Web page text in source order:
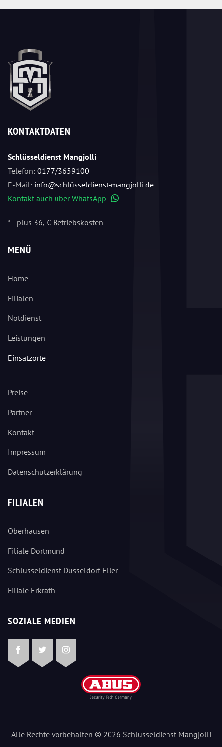
KONTAKTDATEN
Schlüsseldienst Mangjolli
Telefon: 0177/3659100
E-Mail: info@schlüsseldienst-mangjolli.de
Kontakt auch über WhatsApp
*= plus 36,-€ Betriebskosten
MENÜ
Home
Filialen
Notdienst
Leistungen
Einsatzorte
Preise
Partner
Kontakt
Impressum
Datenschutzerklärung
FILIALEN
Oberhausen
Filiale Dortmund
Schlüsseldienst Düsseldorf Eller
Filiale Erkrath
SOZIALE MEDIEN
FacebookTwitterInstagram
Alle Rechte vorbehalten © 2026 Schlüsseldienst Mangjolli